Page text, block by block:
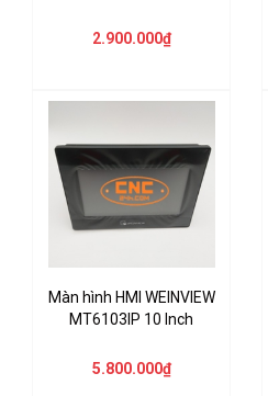
2.900.000₫
Màn hình HMI WEINVIEW
MT6103IP 10 Inch
5.800.000₫